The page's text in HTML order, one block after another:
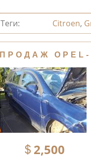
Теги: Citroen,
ПРОДАЖ OPEL-
2,500